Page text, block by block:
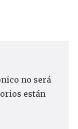
no será
están